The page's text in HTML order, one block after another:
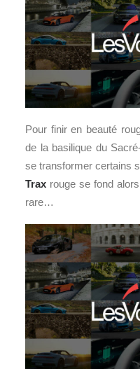
Pour finir en beauté
de la basilique du
se transformer certains
Trax rouge se fond
rare…